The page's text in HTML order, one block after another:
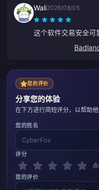
Wali2026/08/05
这个软件交易安全可
您的评价
分享您的体验
在下方进行简短评分，以帮助他
您的姓名
评分
您的评价